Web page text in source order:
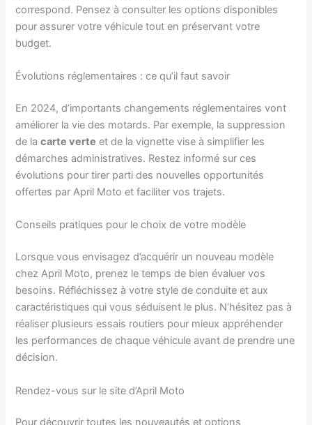
correspond. Pensez à consulter les options disponibles
pour assurer votre véhicule tout en préservant votre
budget.
Évolutions réglementaires : ce qu’il faut savoir
En 2024, d’importants changements réglementaires vont
améliorer la vie des motards. Par exemple, la suppression
de lacarte verte et de la vignette vise à simplifier les
démarches administratives. Restez informé sur ces
évolutions pour tirer parti des nouvelles opportunités
offertes par April Moto et faciliter vos trajets.
Conseils pratiques pour le choix de votre modèle
Lorsque vous envisagez d’acquérir un nouveau modèle
chez April Moto, prenez le temps de bien évaluer vos
besoins. Réfléchissez à votre style de conduite et aux
caractéristiques qui vous séduisent le plus. N’hésitez pas à
réaliser plusieurs essais routiers pour mieux appréhender
les performances de chaque véhicule avant de prendre une
décision.
Rendez-vous sur le site d’April Moto